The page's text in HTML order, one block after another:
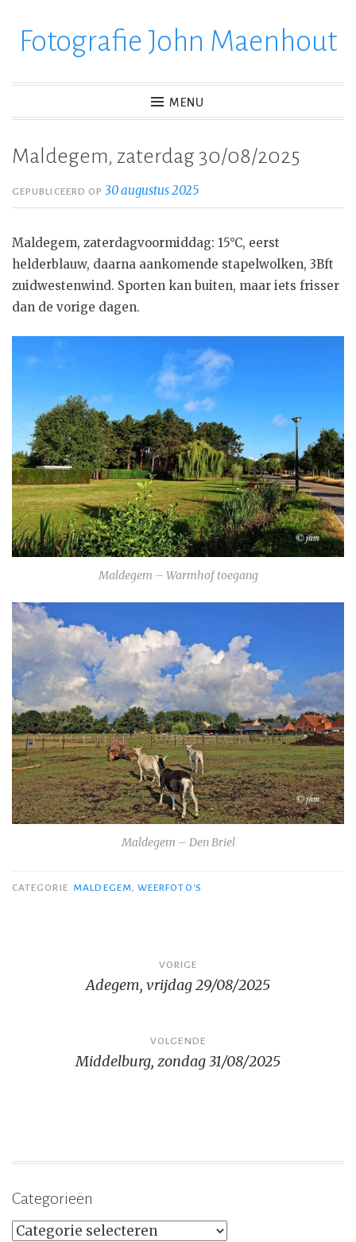
verderFotografie John Maenhout
MENU
Maldegem, zaterdag 30/08/2025
GEPUBLICEERD OP30 augustus 2025
Maldegem, zaterdagvoormiddag: 15°C, eerst
helderblauw, daarna aankomende stapelwolken, 3Bft
zuidwestenwind. Sporten kan buiten, maar iets frisser
dan de vorige dagen.
Maldegem – Warmhof toegang
Maldegem – Den Briel
CATEGORIE MALDEGEM, WEERFOTO'S
navigatie
VORIGE
Adegem, vrijdag 29/08/2025
VOLGENDE
Middelburg, zondag 31/08/2025
Categorieën
Categorieën